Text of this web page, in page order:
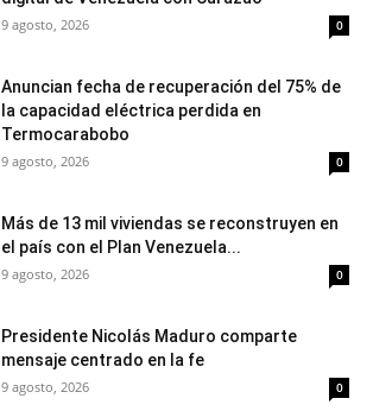
9 agosto, 2026 0
Anuncian fecha de recuperación del 75% de
la capacidad eléctrica perdida en
Termocarabobo
9 agosto, 2026 0
Más de 13 mil viviendas se reconstruyen en
el país con el Plan Venezuela...
9 agosto, 2026 0
Presidente Nicolás Maduro comparte
mensaje centrado en la fe
9 agosto, 2026 0